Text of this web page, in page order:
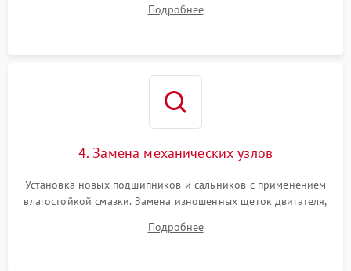
Восстановление целостности проводки и контактов.
Подробнее
4. Замена механических узлов
Установка новых подшипников и сальников с применением
влагостойкой смазки. Замена изношенных щеток двигателя,
или поврежденной резиновой манжеты.
Подробнее